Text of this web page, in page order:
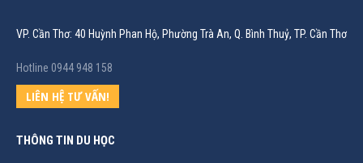
VP. Cần Thơ: 40 Huỳnh Phan Hộ, Phường Trà An, Q. Bình Thuỷ, TP. Cần Thơ
Hotline 0944 948 158
LIÊN HỆ TƯ VẤN!
THÔNG TIN DU HỌC